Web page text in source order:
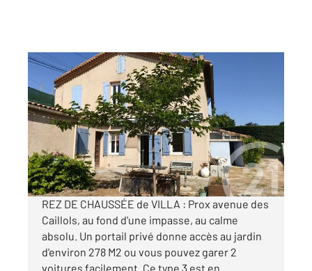
MARSEILLE 13012
89 m2, 3 pièces
Ref : 67986
Maison à vendre
315 000 €
Visiter le site dédié
REZ DE CHAUSSÉE de VILLA : Prox avenue des
Caillols, au fond d'une impasse, au calme
absolu. Un portail privé donne accès au jardin
d'environ 278 M2 ou vous pouvez garer 2
voitures facilement. Ce type 3 est en ...